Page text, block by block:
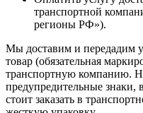
транспортной
регионы РФ»).
Мы доставим и передадим
товар (обязательная
транспортную компанию.
предупредительные знаки,
стоит заказать в